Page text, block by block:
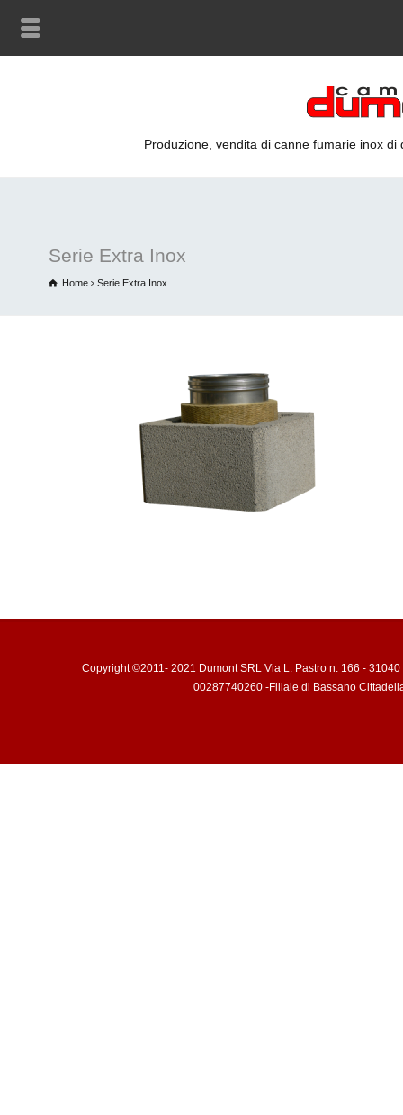
Produzione, vendita di canne fumarie inox
Serie Extra Inox
Home Serie Extra Inox
Copyright ©2011- 2021 Dumont SRL Via L. Pastro n. 166 -
00287740260 -Filiale di Bassano